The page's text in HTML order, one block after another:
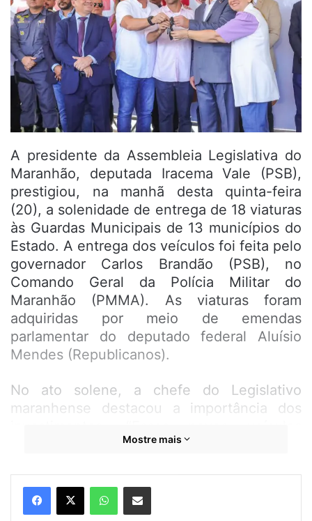
A presidente da Assembleia Legislativa do
Maranhão, deputada Iracema Vale (PSB),
prestigiou, na manhã desta quinta-feira
(20), a solenidade de entrega de 18 viaturas
às Guardas Municipais de 13 municípios do
Estado. A entrega dos veículos foi feita pelo
governador Carlos Brandão (PSB), no
Comando Geral da Polícia Militar do
Maranhão (PMMA). As viaturas foram
adquiridas por meio de emendas
parlamentar do deputado federal Aluísio
Mendes (Republicanos).
No ato solene, a chefe do Legislativo
maranhense destacou a importância dos
atenderão à população e darão uma melhor
Parabenizo o deputado Aluísio Mendes por
sempre zelar pela segurança dos
maranhenses e ao governador Carlos
Mostre mais